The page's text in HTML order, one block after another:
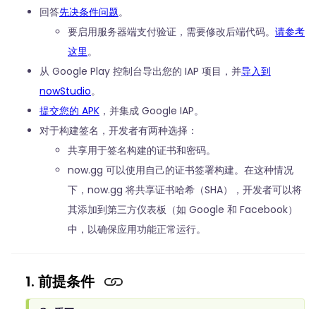
回答先决条件问题。
要启用服务器端支付验证，需要修改后端代码。 请参考
这里。
从 Google Play 控制台导出您的 IAP 项目，并导入到
nowStudio。
提交您的 APK ，并集成 Google IAP。
对于构建签名，开发者有两种选择：
共享用于签名构建的证书和密码。
now.gg 可以使用自己的证书签署构建。在这种情况
下，now.gg 将共享证书哈希（SHA），开发者可以将
其添加到第三方仪表板（如 Google 和 Facebook）
中，以确保应用功能正常运行。
1. 前提条件